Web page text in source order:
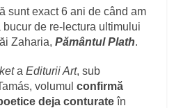
sunt exact 6 ani de când am
bucur de re-lectura ultimului
Zaharia,Pământul Plath.
aEditurii Art, sub
volumulconfirmă
deja conturateîn